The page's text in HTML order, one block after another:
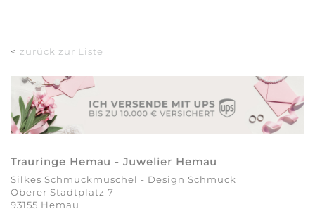
< zurück zur Liste
Trauringe Hemau - Juwelier Hemau
Silkes Schmuckmuschel - Design Schmuck
Oberer Stadtplatz 7
93155 Hemau